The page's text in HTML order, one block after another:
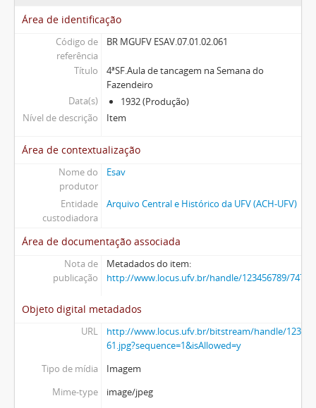
Área de identificação
Código de
referência
BR MGUFV ESAV.07.01.02.061
Título
4ªSF.Aula de tancagem na Semana do
Fazendeiro
Data(s)
1932 (Produção)
Nível de descrição
Item
Área de contextualização
Nome do
produtor
Esav
Entidade
custodiadora
Arquivo Central e Histórico da UFV (ACH-UFV)
Área de documentação associada
Nota de
publicação
Metadados do item:
http://www.locus.ufv.br/handle/123456789/7474
Objeto digital metadados
URL
http://www.locus.ufv.br/bitstream/handle/
61.jpg?sequence=1&isAllowed=y
Tipo de mídia
Imagem
Mime-type
image/jpeg